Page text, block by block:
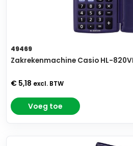
49469
Zakrekenmachine Casio HL-
€ 5,18 excl. BTW
Voeg toe